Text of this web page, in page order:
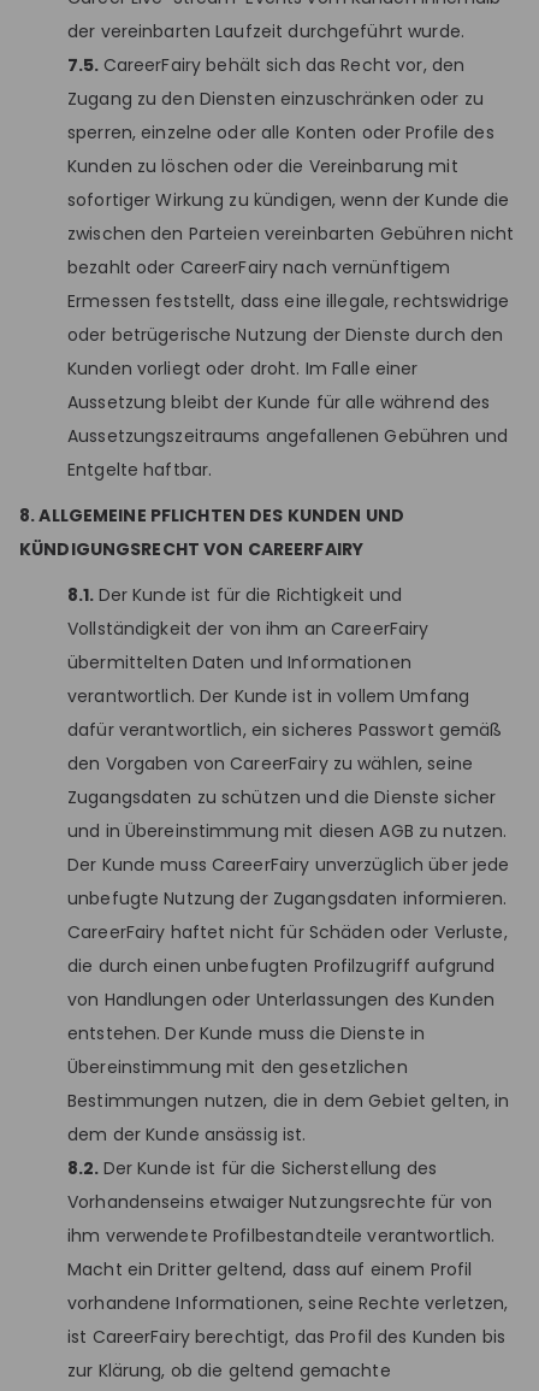
der vereinbarten Laufzeit durchgeführt wurde.
7.5. CareerFairy behält sich das Recht vor, den
Zugang zu den Diensten einzuschränken oder zu
sperren, einzelne oder alle Konten oder Profile des
Kunden zu löschen oder die Vereinbarung mit
sofortiger Wirkung zu kündigen, wenn der Kunde die
zwischen den Parteien vereinbarten Gebühren nicht
bezahlt oder CareerFairy nach vernünftigem
Ermessen feststellt, dass eine illegale, rechtswidrige
oder betrügerische Nutzung der Dienste durch den
Kunden vorliegt oder droht. Im Falle einer
Aussetzung bleibt der Kunde für alle während des
Aussetzungszeitraums angefallenen Gebühren und
Entgelte haftbar.
8. ALLGEMEINE PFLICHTEN DES KUNDEN UND
KÜNDIGUNGSRECHT VON CAREERFAIRY
8.1. Der Kunde ist für die Richtigkeit und
Vollständigkeit der von ihm an CareerFairy
übermittelten Daten und Informationen
verantwortlich. Der Kunde ist in vollem Umfang
dafür verantwortlich, ein sicheres Passwort gemäß
den Vorgaben von CareerFairy zu wählen, seine
Zugangsdaten zu schützen und die Dienste sicher
und in Übereinstimmung mit diesen AGB zu nutzen.
Der Kunde muss CareerFairy unverzüglich über jede
unbefugte Nutzung der Zugangsdaten informieren.
CareerFairy haftet nicht für Schäden oder Verluste,
die durch einen unbefugten Profilzugriff aufgrund
von Handlungen oder Unterlassungen des Kunden
entstehen. Der Kunde muss die Dienste in
Übereinstimmung mit den gesetzlichen
Bestimmungen nutzen, die in dem Gebiet gelten, in
dem der Kunde ansässig ist.
8.2. Der Kunde ist für die Sicherstellung des
Vorhandenseins etwaiger Nutzungsrechte für von
ihm verwendete Profilbestandteile verantwortlich.
Macht ein Dritter geltend, dass auf einem Profil
vorhandene Informationen, seine Rechte verletzen,
ist CareerFairy berechtigt, das Profil des Kunden bis
zur Klärung, ob die geltend gemachte